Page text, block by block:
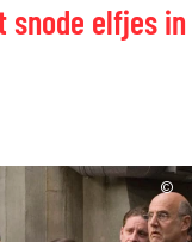
snode elfjes in
©